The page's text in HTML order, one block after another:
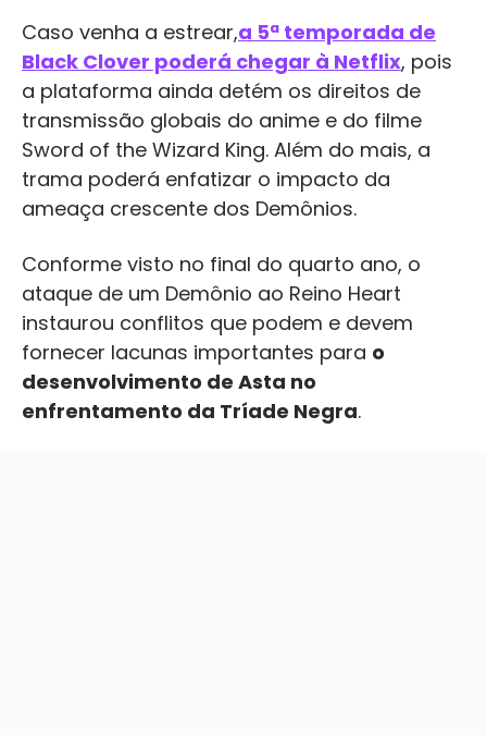
Caso venha a estrear,a 5ª temporada de
Black Clover poderá chegar à Netflix, pois
a plataforma ainda detém os direitos de
transmissão globais do anime e do filme
Sword of the Wizard King. Além do mais, a
trama poderá enfatizar o impacto da
ameaça crescente dos Demônios.
Conforme visto no final do quarto ano, o
ataque de um Demônio ao Reino Heart
instaurou conflitos que podem e devem
fornecer lacunas importantes para o
desenvolvimento de Asta no
enfrentamento da Tríade Negra.